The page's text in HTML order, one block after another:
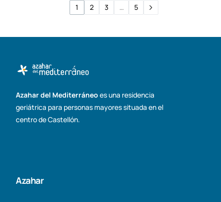
1 2 3 … 5
Azahar del Mediterráneo es una residencia
geriátrica para personas mayores situada en el
centro de Castellón.
Azahar